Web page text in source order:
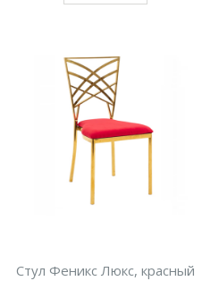
Стул Феникс Люкс, красный